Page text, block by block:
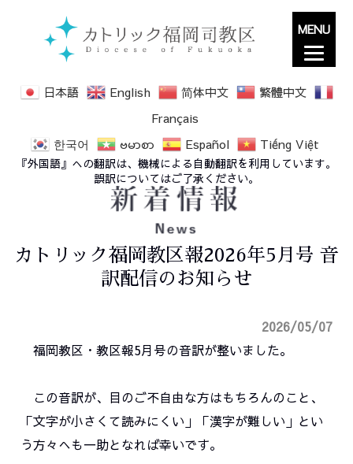
日本語 English 简体中文
繁體中文
Français
한국어
ဗမာစာ Español Tiếng Việt
『外国語』への翻訳は、機械による自動翻訳を利用しています。
誤訳についてはご了承ください。
カトリック福岡教区報2026年5月号 音
訳配信のお知らせ
2026/05/07
福岡教区・教区報5月号の音訳が整いました。
この音訳が、目のご不自由な方はもちろんのこと、
「文字が小さくて読みにくい」「漢字が難しい」とい
う方々へも一助となれば幸いです。
MENU